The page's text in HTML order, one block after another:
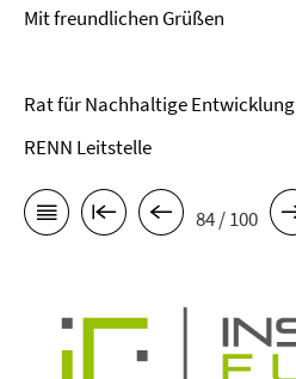
Mit freundlichen Grüßen
Rat für Nachhaltige Entwicklung
RENN Leitstelle
84 / 100